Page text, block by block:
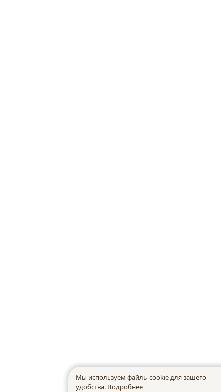
Мы используем файлы cookie для вашего
удобства. Подробнее